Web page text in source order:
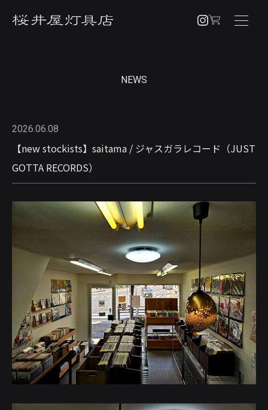
PENDANT
BRACKET
TABLE / FLOOR
OTHERS
CUSTOM ORDER
SHOPPING GUIDE
CONTACT
NEWS
2026.06.08
【new stockists】saitama / ジャスガラレコード（JUST
GOTTA RECORDS）